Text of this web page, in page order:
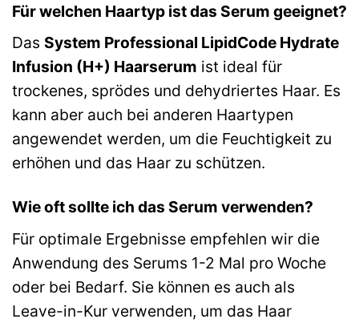
Für welchen Haartyp ist das Serum geeignet?
Das System Professional LipidCode Hydrate
Infusion (H+) Haarserum ist ideal für
trockenes, sprödes und dehydriertes Haar. Es
kann aber auch bei anderen Haartypen
angewendet werden, um die Feuchtigkeit zu
erhöhen und das Haar zu schützen.
Wie oft sollte ich das Serum verwenden?
Für optimale Ergebnisse empfehlen wir die
Anwendung des Serums 1-2 Mal pro Woche
oder bei Bedarf. Sie können es auch als
Leave-in-Kur verwenden, um das Haar